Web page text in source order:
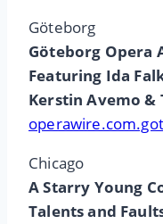
Göteborg
Göteborg Opera
Featuring Ida
Kerstin Avemo &
Chicago
A Starry Young
Talents and